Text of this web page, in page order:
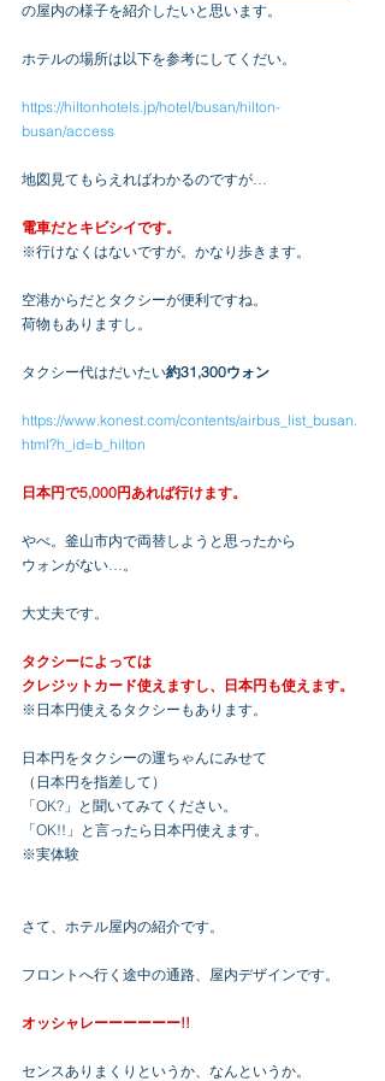
の屋内の様子を紹介したいと思います。
ホテルの場所は以下を参考にしてくだい。
https://hiltonhotels.jp/hotel/busan/hilton-
busan/access
地図見てもらえればわかるのですが…
電車だとキビシイです。
※行けなくはないですが。かなり歩きます。
空港からだとタクシーが便利ですね。
荷物もありますし。
タクシー代はだいたい約31,300ウォン
https://www.konest.com/contents/airbus_list_busan.
html?h_id=b_hilton
日本円で5,000円あれば行けます。
やべ。釜山市内で両替しようと思ったから
ウォンがない…。
大丈夫です。
タクシーによっては
クレジットカード使えますし、日本円も使えます。
※日本円使えるタクシーもあります。
日本円をタクシーの運ちゃんにみせて
（日本円を指差して）
「OK?」と聞いてみてください。
「OK!!」と言ったら日本円使えます。
※実体験
さて、ホテル屋内の紹介です。
フロントへ行く途中の通路、屋内デザインです。
オッシャレーーーーーー!!
センスありまくりというか、なんというか。